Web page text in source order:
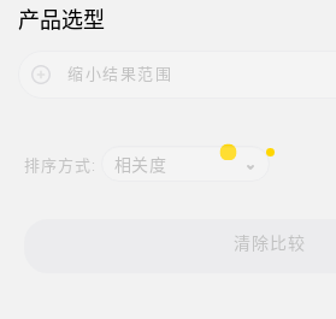
线缆
传感器GUI软件
产品选型
缩小结果范围
排序方式: 相关度
清除比较